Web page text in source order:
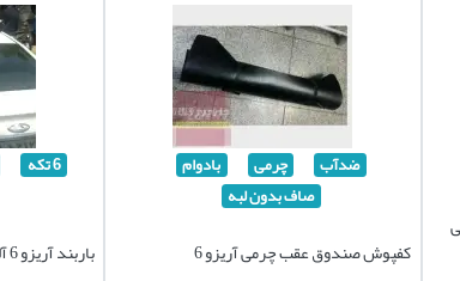
چرمی
ضدآب چرمی
بادوام
صاف بدون لبه
کفپوش صندوق عقب چرمی آریزو 6
6 تکه
باربند آریزو 6 آلومینیومی 6 تکه قفل دار